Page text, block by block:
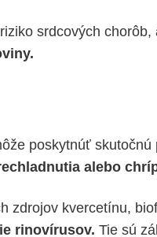
srdcových chorôb,
poskytnúť skutočnú
alebo
zdrojov kvercetínu,
rinovírusov. Tie sú